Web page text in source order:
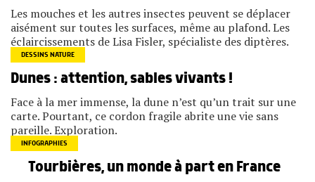
Les mouches et les autres insectes peuvent se déplacer
aisément sur toutes les surfaces, même au plafond. Les
éclaircissements de Lisa Fisler, spécialiste des diptères.
DESSINS NATURE
Dunes : attention, sables vivants !
Face à la mer immense, la dune n’est qu’un trait sur une
carte. Pourtant, ce cordon fragile abrite une vie sans
pareille. Exploration.
INFOGRAPHIES
Tourbières, un monde à part en France